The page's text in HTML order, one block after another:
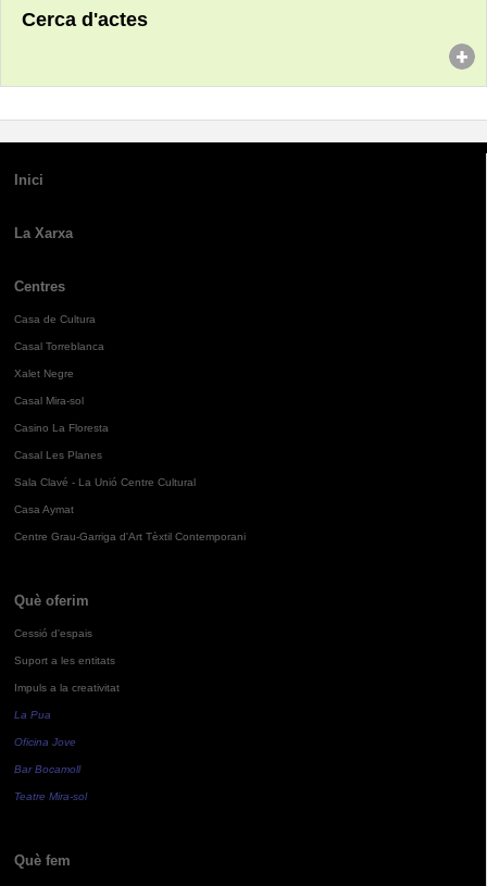
Cerca d'actes
Inici
La Xarxa
Centres
Casa de Cultura
Casal Torreblanca
Xalet Negre
Casal Mira-sol
Casino La Floresta
Casal Les Planes
Sala Clavé - La Unió Centre Cultural
Casa Aymat
Centre Grau-Garriga d'Art Tèxtil Contemporani
Què oferim
Cessió d'espais
Suport a les entitats
Impuls a la creativitat
La Pua
Oficina Jove
Bar Bocamoll
Teatre Mira-sol
Què fem